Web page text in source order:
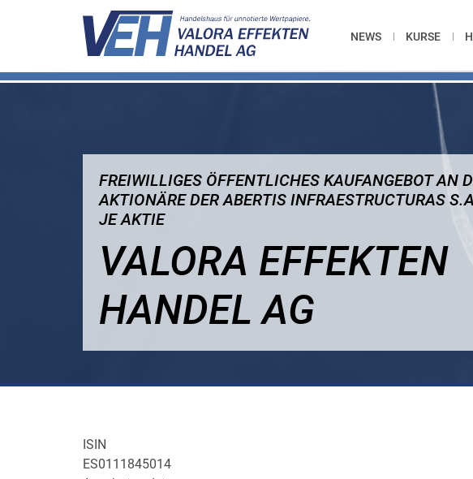
NEWS KURSE
FREIWILLIGES ÖFFENTLICHES KAUFANGEBOT AN
AKTIONÄRE DER ABERTIS INFRAESTRUCTURAS
JE AKTIE
VALORA EFFEKTEN
HANDEL AG
ISIN
ES0111845014